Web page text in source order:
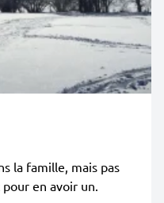
la famille, mais pas
en avoir un.